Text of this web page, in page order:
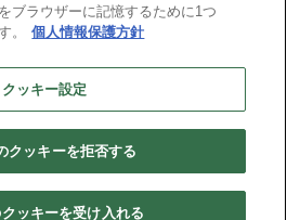
株式会社
ブラウザーに記憶するために1つ
。
個人情報保護方針
クッキー設定
クッキーを拒否する
ッキーを受け入れる